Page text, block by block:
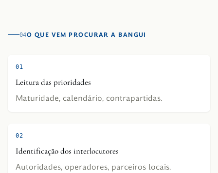
04O QUE VEM PROCURAR A BANGUI
01
Leitura das prioridades
Maturidade, calendário, contrapartidas.
02
Identificação dos interlocutores
Autoridades, operadores, parceiros locais.